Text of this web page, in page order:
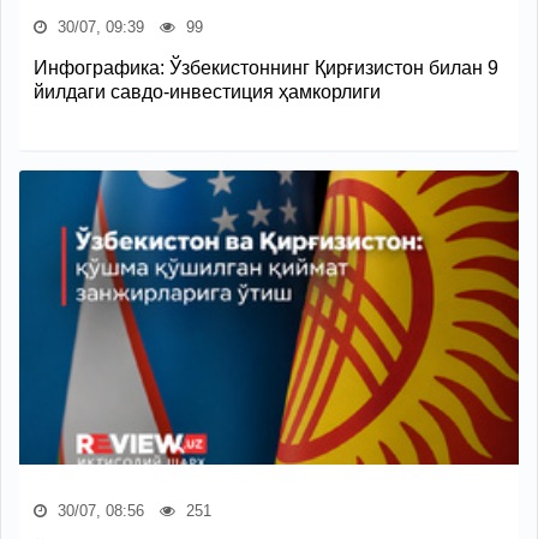
30/07, 09:39 99
Инфографика: Ўзбекистоннинг Қирғизистон билан 9
йилдаги савдо-инвестиция ҳамкорлиги
30/07, 08:56 251